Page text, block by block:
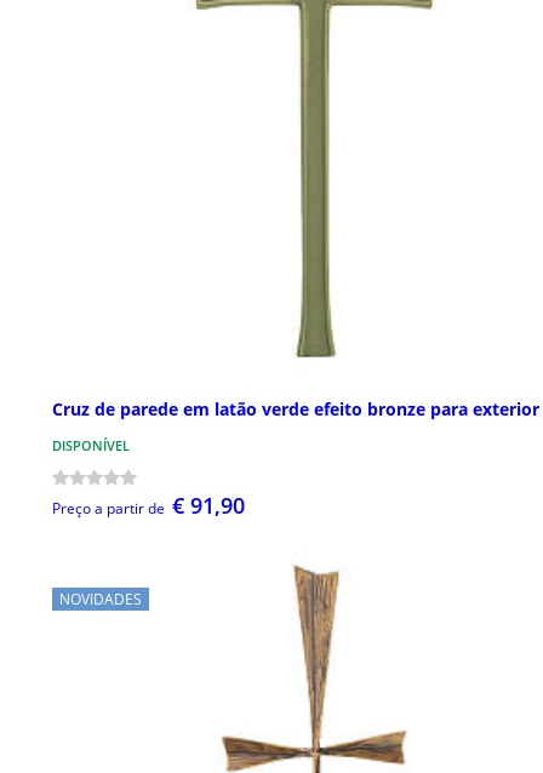
Cruz de parede em latão verde efeito bronze para exterior
DISPONÍVEL
Preço a partir de € 91,90
NOVIDADES